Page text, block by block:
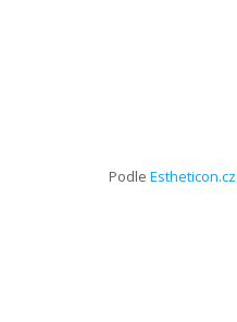
Podle Estheticon.cz